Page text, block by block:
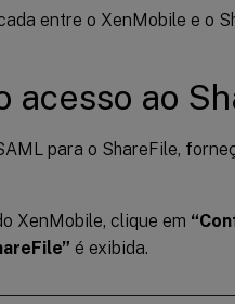
entre o XenMobile e o
acesso ao
para o ShareFile,
XenMobile, clique em
é exibida.